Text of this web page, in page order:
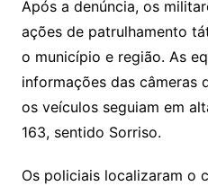
Após a denúncia, os
ações de patrulhamento
o município e região. As
informações das câmeras
os veículos seguiam em
163, sentido Sorriso.
Os policiais localizaram o